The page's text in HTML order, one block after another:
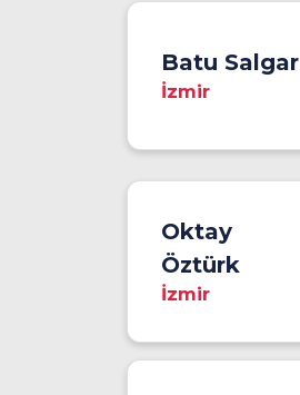
Batu Salgar
İzmir
Oktay
Öztürk
İzmir